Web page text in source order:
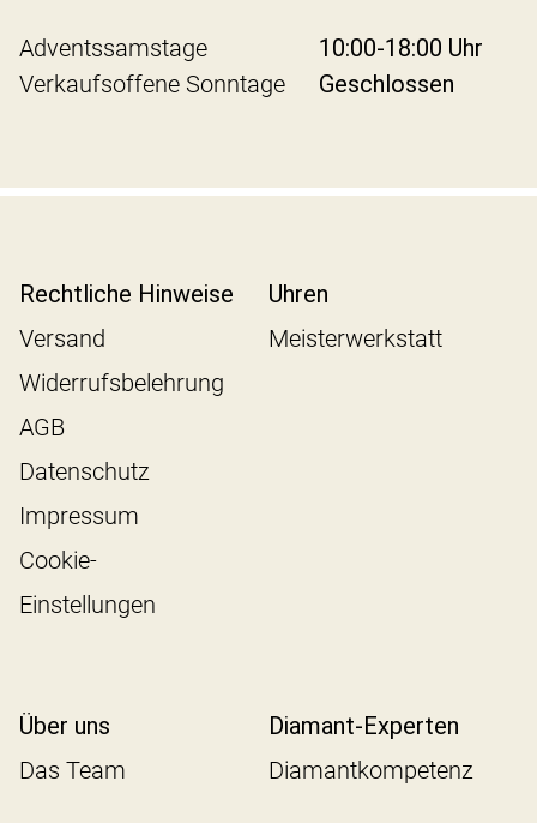
Adventssamstage
10:00-18:00 Uhr
Verkaufsoffene Sonntage
Geschlossen
Rechtliche Hinweise
Versand
Widerrufsbelehrung
AGB
Datenschutz
Impressum
Cookie-
Einstellungen
Uhren
Meisterwerkstatt
Über uns
Das Team
Diamant-Experten
Diamantkompetenz